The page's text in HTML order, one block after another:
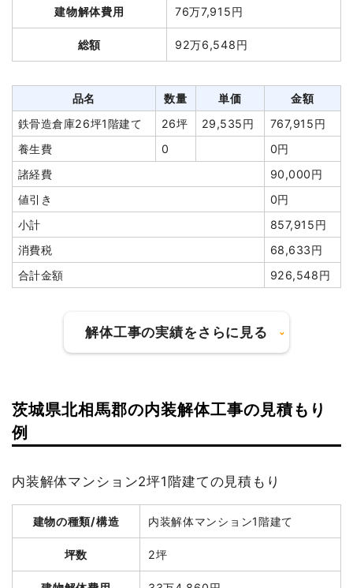
軽量鉄骨造住宅11坪1階建
11坪
16,382
養生費 68m² 1,000円
68,000円
物置小屋撤去
6坪 19,167円
115,000円
室内残置物撤去
16m³
13,000
円
208,000
円
植木・植栽撤去
120,000円
アスベスト撤去
45,000円
諸経費
100,000円
値引き
0円
小計
836,200
円
建物の種類/構造 軽量鉄骨造倉庫1階建て
建物解体費用 19万8,000円
総額 49万円
品名
建物解体費用 76万7,915円
総額 92万6,548円
品名 数量 単価
金額
鉄骨造倉庫26坪1階建て
26坪 29,535円
767,915円
養生費
0
0円
諸経費
90,000円
値引き
0円
小計
857,915円
消費税
68,633円
合計金額
926,548円
解体工事の実績をさらに見る
建物の種類/構造 鉄骨造店舗2階建て
総額 279万円
品名 数量
鉄骨造店舗61坪2階建
61坪 31,639円
茨城県北相馬郡の内装解体工事の見積もり
例
内装解体マンション2坪1階建ての見積もり
建物の種類/構造 内装解体マンション1階建て
坪数 2坪